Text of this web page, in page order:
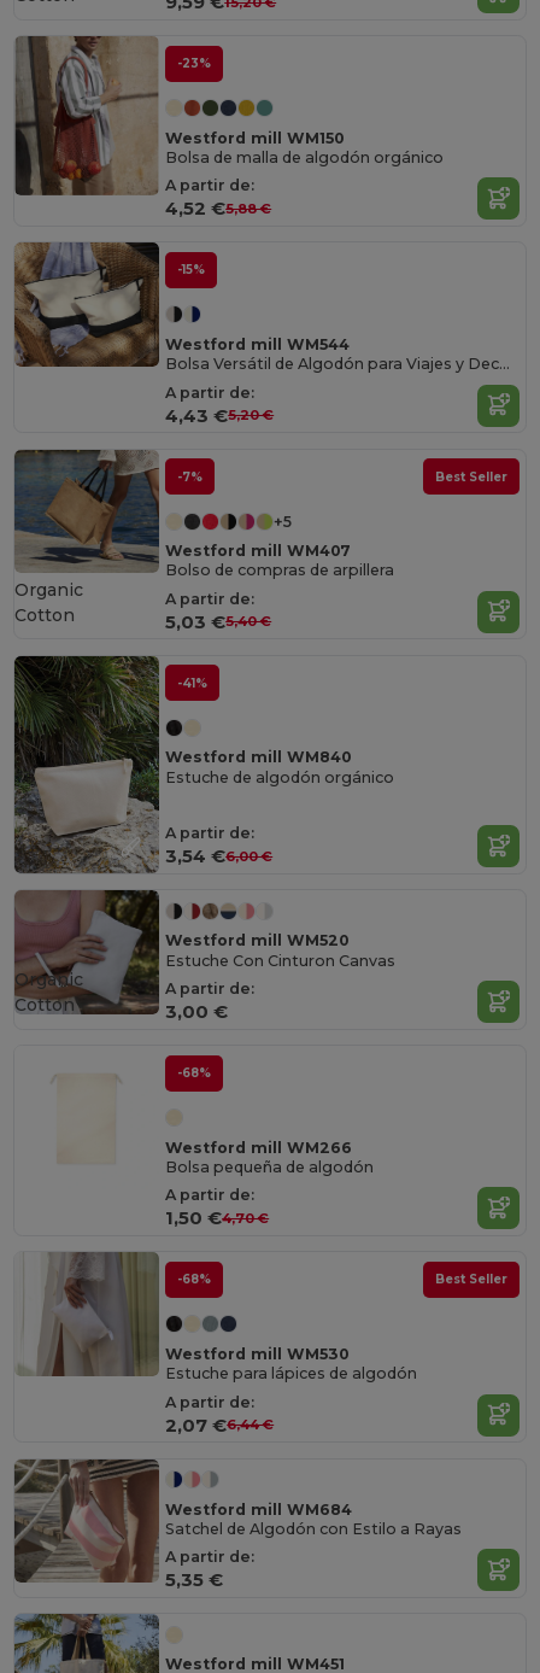
-23%
Westford mill WM150
Bolsa de malla de algodón orgánico
A partir de:
4,52 €5,88 €
-15%
Westford mill WM544
Bolsa Versátil de Algodón para Viajes y Decoración
A partir de:
4,43 €5,20 €
-7% Best Seller
+5
Westford mill WM407
Bolso de compras de arpillera
A partir de:
5,03 €5,40 €
Organic
Cotton
-41%
Westford mill WM840
Estuche de algodón orgánico
A partir de:
3,54 €6,00 €
Westford mill WM520
Estuche Con Cinturon Canvas
A partir de:
3,00 €
Organic
Cotton
-68%
Westford mill WM266
Bolsa pequeña de algodón
A partir de:
1,50 €4,70 €
-68% Best Seller
Westford mill WM530
Estuche para lápices de algodón
A partir de:
2,07 €6,44 €
Westford mill WM684
Satchel de Algodón con Estilo a Rayas
A partir de:
5,35 €
Westford mill WM451